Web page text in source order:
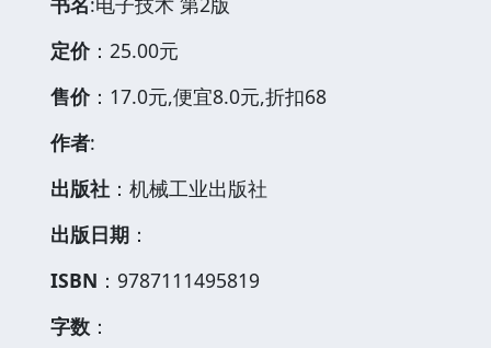
定价：25.00元
售价：17.0元,便宜8.0元,折扣68
作者:
出版社 ：机械工业出版社
出版日期 ：
ISBN ：9787111495819
字数 ：